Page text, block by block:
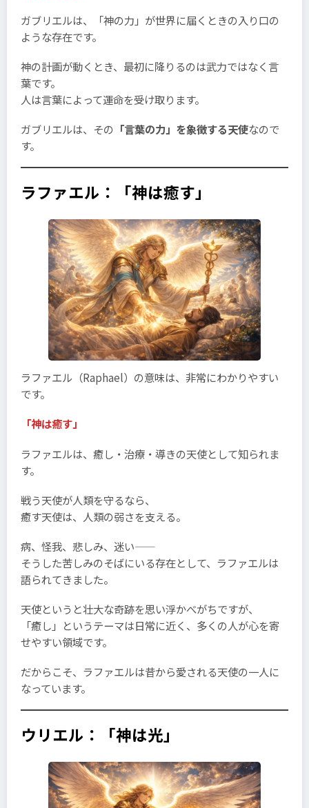
ガブリエルは、「神の力」が世界に届くときの入り口の
ような存在です。
神の計画が動くとき、最初に降りるのは武力ではなく言
葉です。
人は言葉によって運命を受け取ります。
ガブリエルは、その 「言葉の力」を象徴する天使なので
す。
ラファエル：「神は癒す」
ラファエル（Raphael）の意味は、非常にわかりやすい
です。
「神は癒す」
ラファエルは、癒し・治療・導きの天使として知られま
す。
戦う天使が人類を守るなら、
癒す天使は、人類の弱さを支える。
病、怪我、悲しみ、迷い――
そうした苦しみのそばにいる存在として、ラファエルは
語られてきました。
天使というと壮大な奇跡を思い浮かべがちですが、
「癒し」というテーマは日常に近く、多くの人が心を寄
せやすい領域です。
だからこそ、ラファエルは昔から愛される天使の一人に
なっています。
ウリエル：「神は光」